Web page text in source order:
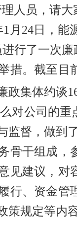
人员，请
月24日，
行了一次
措。截至
集体约谈
对公司的
监督，做到
骨干组成
见建议，
行、资金
规定等内